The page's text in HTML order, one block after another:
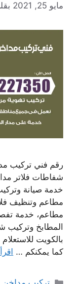
مايو 25, 2021
رقم فني تركيب
شفاطات فلاتر
خدمة صيانة
مطاعم وتنظيف
مطاعم، خدمة
المطابخ
بالكويت
كما يمكنكم …
التصنيفات